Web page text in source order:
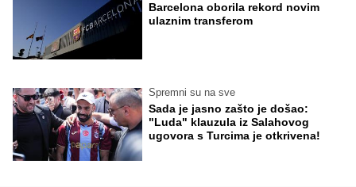
Barcelona oborila rekord novim
ulaznim transferom
Spremni su na sve
Sada je jasno zašto je došao:
"Luda" klauzula iz Salahovog
ugovora s Turcima je otkrivena!